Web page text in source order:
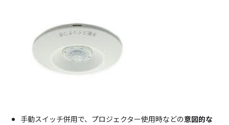
手動スイッチ併用で、プロジェクター使用時などの意図的な